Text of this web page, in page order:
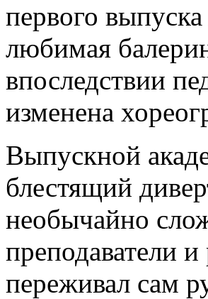
первого
любимая
впоследствии
изменена
Выпускной
блестящий
необычайно
преподаватели
переживал сам